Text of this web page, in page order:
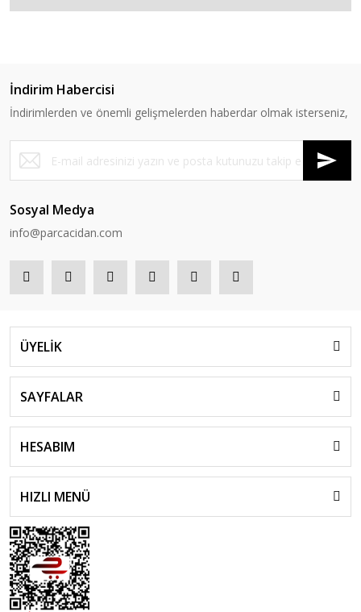
İndirim Habercisi
İndirimlerden ve önemli gelişmelerden haberdar olmak isterseniz,
Sosyal Medya
info@parcacidan.com
ÜYELİK
SAYFALAR
HESABIM
HIZLI MENÜ